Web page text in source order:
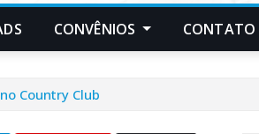
CONVÊNIOS CONTATO
Country Club